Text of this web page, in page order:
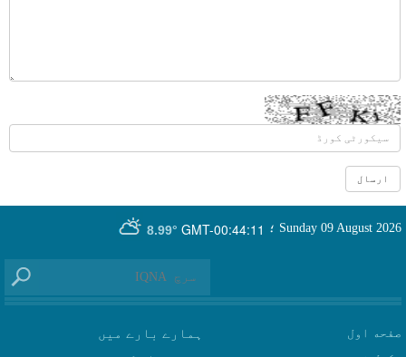
GMT-00:44:11
8.99° Sunday 09 August 2026 ؛
صفحه اول
ہمارے بارے میں